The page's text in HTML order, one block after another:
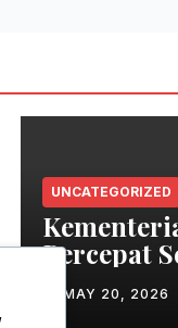
UNCATEGORIZED
Percepat
Rakyat
MAY 20, 2026